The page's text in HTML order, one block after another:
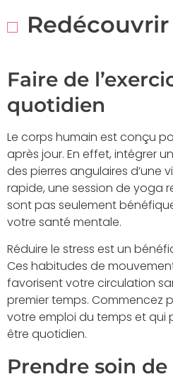
Faire de
quotidien
Le corps humain est conçu
après jour. En effet, intégrer
des pierres angulaires d’une
rapide, une session de yoga
sont pas seulement
votre santé mentale.
Réduire le stress est un
Ces habitudes de
favorisent votre circulation
premier temps. Commencez
votre emploi du temps et qui
être quotidien.
Prendre soin